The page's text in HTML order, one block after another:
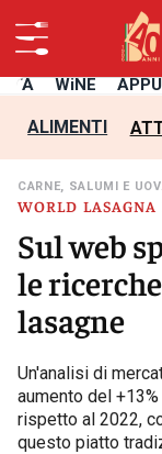
WiNE
ALIMENTI
WORLD LASAGNA
CARNE, SALUMI E
Sul web
le
lasagne
Un'analisi di
aumento del
rispetto al 2022,
questo piatto